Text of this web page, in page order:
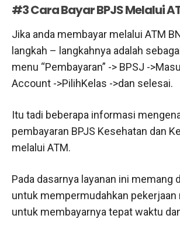
#3 Cara Bayar BPJS Melalui
Jika anda membayar melalui ATM
langkah – langkahnya adalah
menu “Pembayaran” -> BPSJ -
Account ->PilihKelas ->dan selesai.
Itu tadi beberapa informasi
pembayaran BPJS Kesehatan dan
melalui ATM.
Pada dasarnya layanan ini memang
untuk mempermudahkan pekerjaan
untuk membayarnya tepat waktu